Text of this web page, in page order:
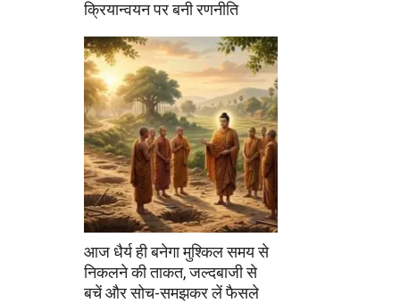
क्रियान्वयन पर बनी रणनीति
आज धैर्य ही बनेगा मुश्किल समय से
निकलने की ताकत, जल्दबाजी से
बचें और सोच-समझकर लें फैसले